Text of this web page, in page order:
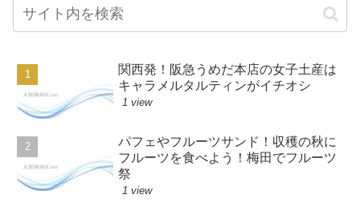
関西発！阪急うめだ本店の女子土産は
キャラメルタルティンがイチオシ
1 view
パフェやフルーツサンド！収穫の秋に
フルーツを食べよう！梅田でフルーツ
祭
1 view